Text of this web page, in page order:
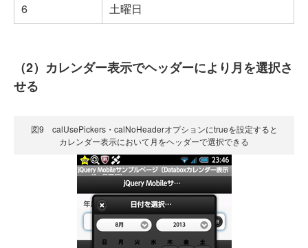
6
土曜日
（2）カレンダー表示でヘッダーにより月を選択さ
せる
図9 calUsePickers・calNoHeaderオプションにtrueを設定すると
カレンダー表示において月をヘッダーで選択できる